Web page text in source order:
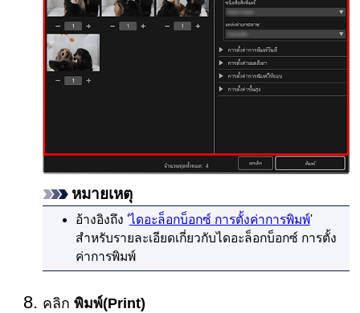
หมายเหตุ
อ้างอิงถึง 'ไดอะล็อกบ็อกซ์ การตั้งค่าการพิมพ์'
สำหรับรายละเอียดเกี่ยวกับไดอะล็อกบ็อกซ์ การตั้ง
ค่าการพิมพ์
คลิกพิมพ์(Print)